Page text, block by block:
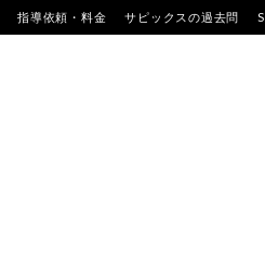
指導依頼・料金 サピックスの過去問